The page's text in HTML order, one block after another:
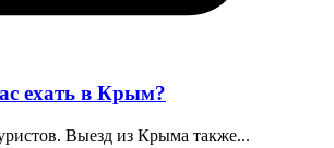
ехать в Крым?
Выезд из Крыма также...